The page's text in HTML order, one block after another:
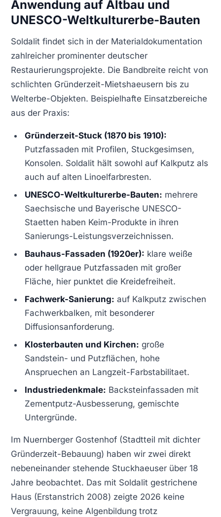
Anwendung auf Altbau und
UNESCO-Weltkulturerbe-Bauten
Soldalit findet sich in der Materialdokumentation
zahlreicher prominenter deutscher
Restaurierungsprojekte. Die Bandbreite reicht von
schlichten Gründerzeit-Mietshaeusern bis zu
Welterbe-Objekten. Beispielhafte Einsatzbereiche
aus der Praxis:
Gründerzeit-Stuck (1870 bis 1910):
Putzfassaden mit Profilen, Stuckgesimsen,
Konsolen. Soldalit hält sowohl auf Kalkputz als
auch auf alten Linoelfarbresten.
UNESCO-Weltkulturerbe-Bauten: mehrere
Saechsische und Bayerische UNESCO-
Staetten haben Keim-Produkte in ihren
Sanierungs-Leistungsverzeichnissen.
Bauhaus-Fassaden (1920er): klare weiße
oder hellgraue Putzfassaden mit großer
Fläche, hier punktet die Kreidefreiheit.
Fachwerk-Sanierung: auf Kalkputz zwischen
Fachwerkbalken, mit besonderer
Diffusionsanforderung.
Klosterbauten und Kirchen: große
Sandstein- und Putzflächen, hohe
Anspruechen an Langzeit-Farbstabilitaet.
Industriedenkmale: Backsteinfassaden mit
Zementputz-Ausbesserung, gemischte
Untergründe.
Im Nuernberger Gostenhof (Stadtteil mit dichter
Gründerzeit-Bebauung) haben wir zwei direkt
nebeneinander stehende Stuckhaeuser über 18
Jahre beobachtet. Das mit Soldalit gestrichene
Haus (Erstanstrich 2008) zeigte 2026 keine
Vergrauung, keine Algenbildung trotz